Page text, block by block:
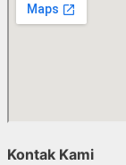
Kontak Kami